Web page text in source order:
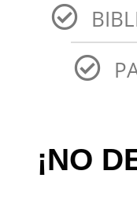
¡NO